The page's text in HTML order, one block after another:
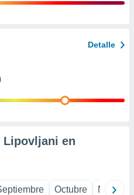
Detalle
Lipovljani en
Octubre